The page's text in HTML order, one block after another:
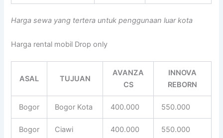
Harga sewa yang tertera untuk penggunaan luar kota
Harga rental mobil Drop only
ASAL TUJUAN
AVANZA
CS
INNOVA
REBORN
Bogor Bogor Kota 400.000 550.000
Bogor Ciawi 400.000 550.000